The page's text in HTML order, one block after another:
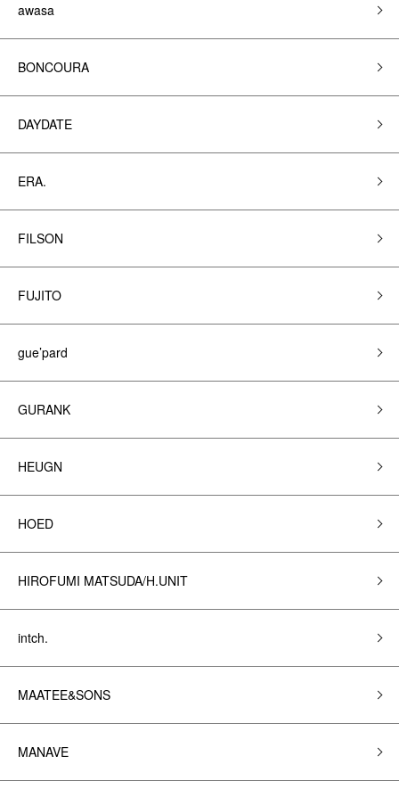
awasa
BONCOURA
DAYDATE
ERA.
FILSON
FUJITO
gue’pard
GURANK
HEUGN
HOED
HIROFUMI MATSUDA/H.UNIT
intch.
MAATEE&SONS
MANAVE